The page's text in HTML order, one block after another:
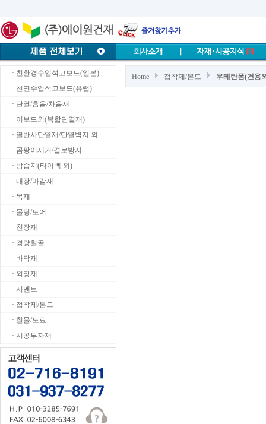
· 친환경수입석고보드(일본)
· 천연수입석고보드(유럽)
· 단열/흡음/차음재
· 이보드외(복합단열재)
· 열반사단열재/단열벽지 외
· 곰팡이제거/결로방지
· 방습지(타이벡 외)
· 내장/마감재
· 목재
· 몰딩/도어
· 천장재
· 경량철골
· 바닥재
· 외장재
· 시멘트
· 접착제/본드
· 철물/도료
· 시공부자재
Home 접착제/본드 우레탄폼(건용